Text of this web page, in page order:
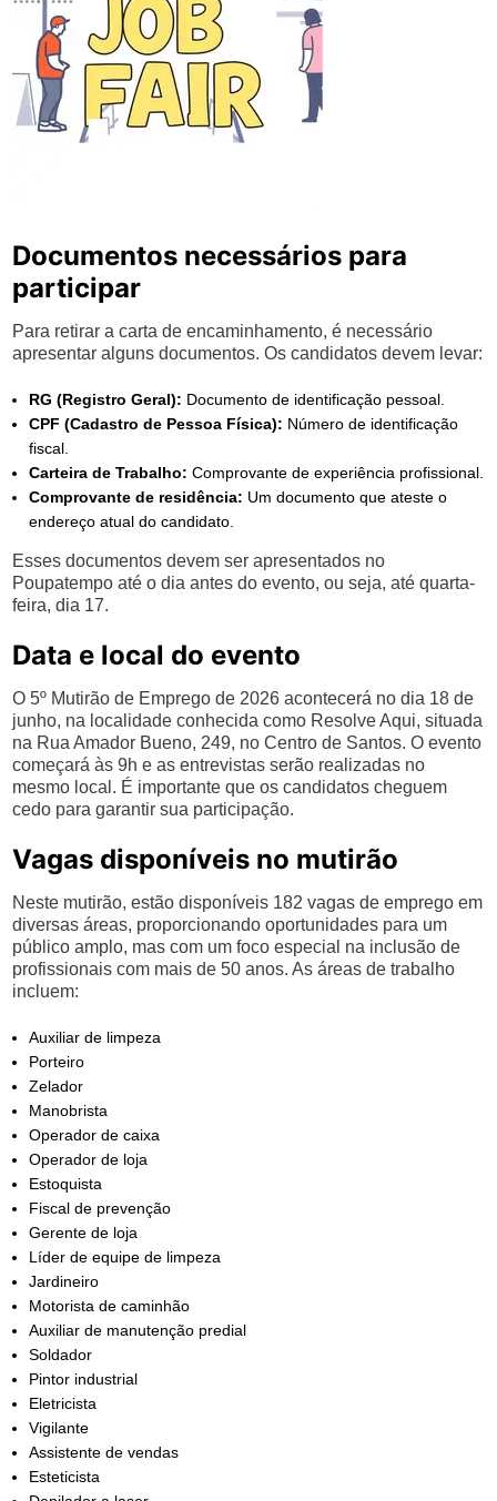
Documentos necessários para
participar
Para retirar a carta de encaminhamento, é necessário
apresentar alguns documentos. Os candidatos devem levar:
RG (Registro Geral): Documento de identificação pessoal.
CPF (Cadastro de Pessoa Física): Número de identificação
fiscal.
Carteira de Trabalho: Comprovante de experiência profissional.
Comprovante de residência: Um documento que ateste o
endereço atual do candidato.
Esses documentos devem ser apresentados no
Poupatempo até o dia antes do evento, ou seja, até quarta-
feira, dia 17.
Data e local do evento
O 5º Mutirão de Emprego de 2026 acontecerá no dia 18 de
junho, na localidade conhecida como Resolve Aqui, situada
na Rua Amador Bueno, 249, no Centro de Santos. O evento
começará às 9h e as entrevistas serão realizadas no
mesmo local. É importante que os candidatos cheguem
cedo para garantir sua participação.
Vagas disponíveis no mutirão
Neste mutirão, estão disponíveis 182 vagas de emprego em
diversas áreas, proporcionando oportunidades para um
público amplo, mas com um foco especial na inclusão de
profissionais com mais de 50 anos. As áreas de trabalho
incluem:
Auxiliar de limpeza
Porteiro
Zelador
Manobrista
Operador de caixa
Operador de loja
Estoquista
Fiscal de prevenção
Gerente de loja
Líder de equipe de limpeza
Jardineiro
Motorista de caminhão
Auxiliar de manutenção predial
Soldador
Pintor industrial
Eletricista
Vigilante
Assistente de vendas
Esteticista